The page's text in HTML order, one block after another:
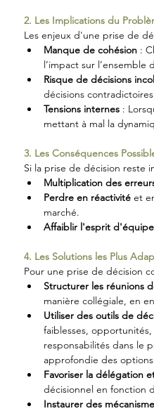
2. Les Implications du
Les enjeux d'une prise de
Manque de cohésion :
l’impact sur
Risque de décisions
décisions
Tensions internes :
mettant à mal la
3. Les Conséquences
Si la prise de décision reste
Multiplication des
Perdre en réactivité et
marché.
Affaiblir l'esprit
4. Les Solutions les Plus
Pour une prise de décision
Structurer les réunions
manière collégiale, en
Utiliser des outils de
faiblesses, opportunités,
responsabilités dans le
approfondie des
Favoriser la délégation
décisionnel en fonction
Instaurer des